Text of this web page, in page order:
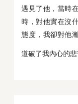
遇見了他，當時
時，對他實在沒
態度，我卻對他
道破了我內心的